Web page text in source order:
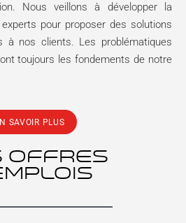
Nous veillons à développer la
pour proposer des solutions
à nos clients. Les problématiques
toujours les fondements de notre
SAVOIR PLUS
OFFRES